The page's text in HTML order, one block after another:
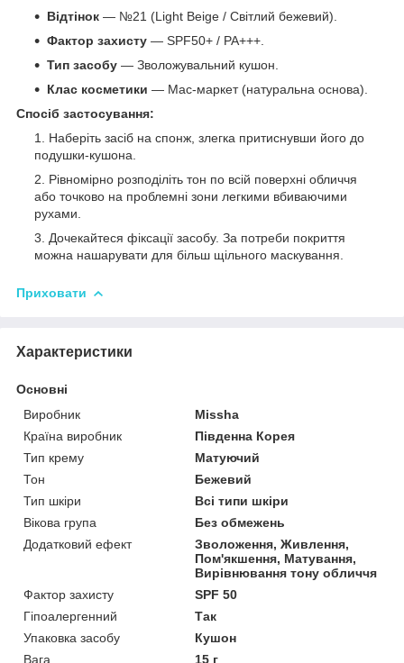
Відтінок — №21 (Light Beige / Світлий бежевий).
Фактор захисту — SPF50+ / PA+++.
Тип засобу — Зволожувальний кушон.
Клас косметики — Мас-маркет (натуральна основа).
Спосіб застосування:
Наберіть засіб на спонж, злегка притиснувши його до
подушки-кушона.
Рівномірно розподіліть тон по всій поверхні обличчя
або точково на проблемні зони легкими вбиваючими
рухами.
Дочекайтеся фіксації засобу. За потреби покриття
можна нашарувати для більш щільного маскування.
Приховати
Характеристики
Основні
Виробник
Missha
Країна виробник
Південна Корея
Тип крему
Матуючий
Тон
Бежевий
Тип шкіри
Всі типи шкіри
Вікова група
Без обмежень
Додатковий ефект
Зволоження, Живлення,
Пом'якшення, Матування,
Вирівнювання тону обличчя
Фактор захисту
SPF 50
Гіпоалергенний
Так
Упаковка засобу
Кушон
Вага
15 г